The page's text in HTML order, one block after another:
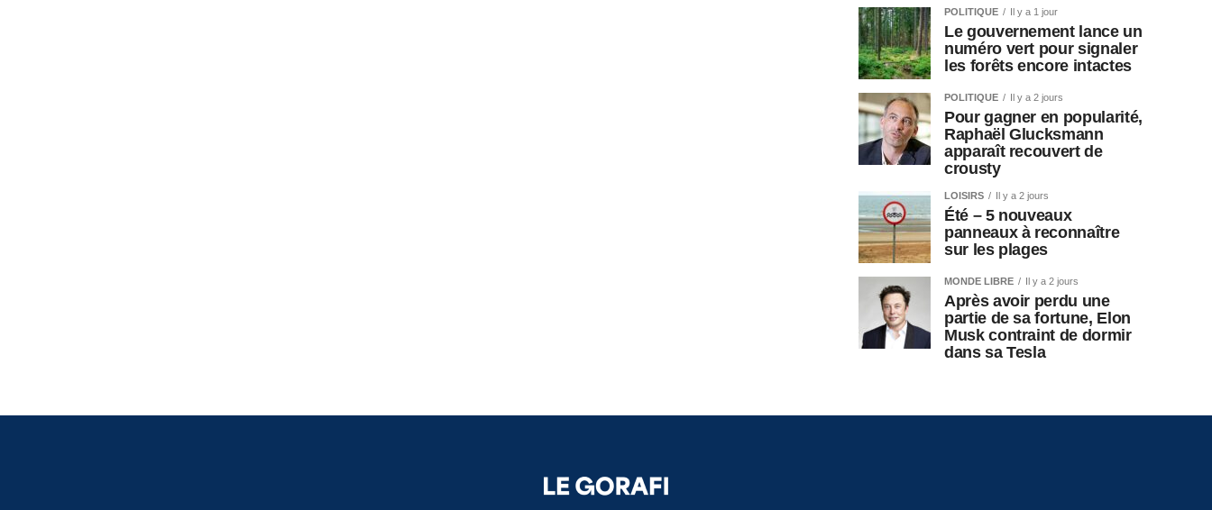
POLITIQUE Il y a 1 jour
Le gouvernement lance un
numéro vert pour signaler
les forêts encore intactes
POLITIQUE Il y a 2 jours
Pour gagner en popularité,
Raphaël Glucksmann
apparaît recouvert de
crousty
LOISIRS Il y a 2 jours
Été – 5 nouveaux
panneaux à reconnaître
sur les plages
MONDE LIBRE Il y a 2 jours
Après avoir perdu une
partie de sa fortune, Elon
Musk contraint de dormir
dans sa Tesla